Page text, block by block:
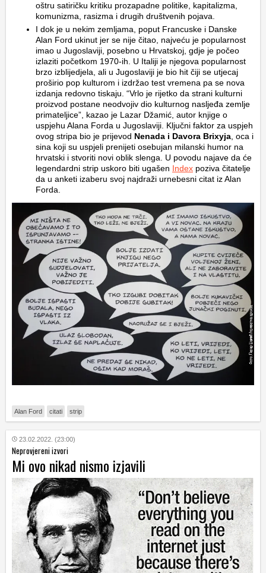
oštru satiričku kritiku prozapadne politike, kapitalizma,
komunizma, rasizma i drugih društvenih pojava.
I dok je u nekim zemljama, poput Francuske i Danske
Alan Ford ukinut jer se nije čitao, najveću je popularnost
imao u Jugoslaviji, posebno u Hrvatskoj, gdje je počeo
izlaziti početkom 1970-ih. U Italiji je njegova popularnost
brzo izblijedjela, ali u Jugoslaviji je bio hit čiji se utjecaj
proširio pop kulturom i izdržao test vremena pa se nova
izdanja redovno tiskaju. “Vrlo je rijetko da strani kulturni
proizvod postane neodvojiv dio kulturnog nasljeđa zemlje
primateljice”, kazao je Lazar Džamić, autor knjige o
uspjehu Alana Forda u Jugoslaviji. Ključni faktor za uspjeh
ovog stripa bio je prijevod Nenada i Davora Brixyja , oca i
sina koji su uspjeli prenijeti osebujan milanski humor na
hrvatski i stvoriti novi oblik slenga. U povodu najave da će
legendardni strip uskoro biti ugašen Index poziva čitatelje
da u anketi izaberu svoj najdraži urnebesni citat iz Alan
Forda.
Alan Ford citati strip
23.02.2022. (23:00)
Neprovjereni izvori
Mi ovo nikad nismo izjavili